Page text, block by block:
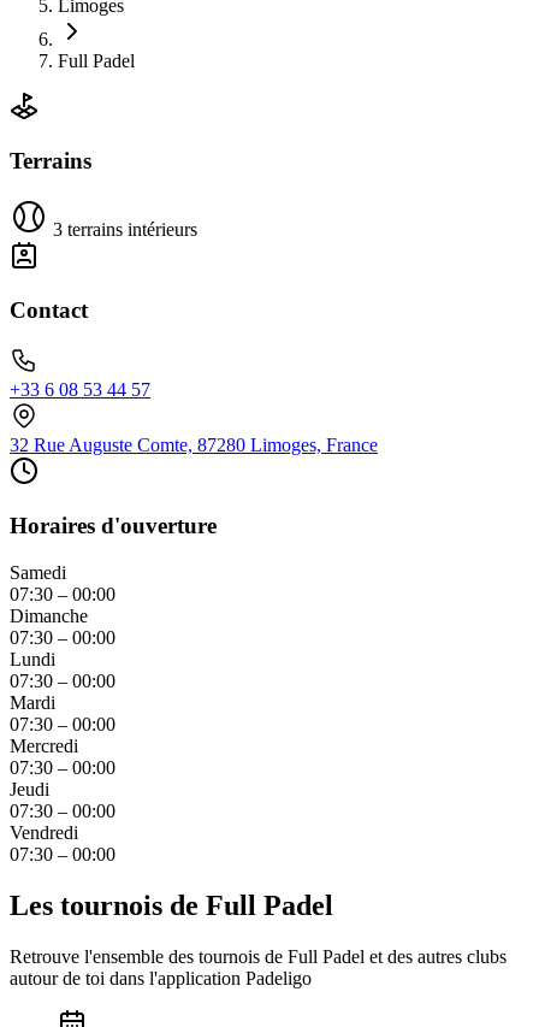
Limoges
Full Padel
Terrains
3 terrains intérieurs
Contact
+33 6 08 53 44 57
32 Rue Auguste Comte, 87280 Limoges, France
Horaires d'ouverture
Samedi
07:30 – 00:00
Dimanche
07:30 – 00:00
Lundi
07:30 – 00:00
Mardi
07:30 – 00:00
Mercredi
07:30 – 00:00
Jeudi
07:30 – 00:00
Vendredi
07:30 – 00:00
Les tournois de Full Padel
Retrouve l'ensemble des tournois de Full Padel et des autres clubs
autour de toi dans l'application Padeligo